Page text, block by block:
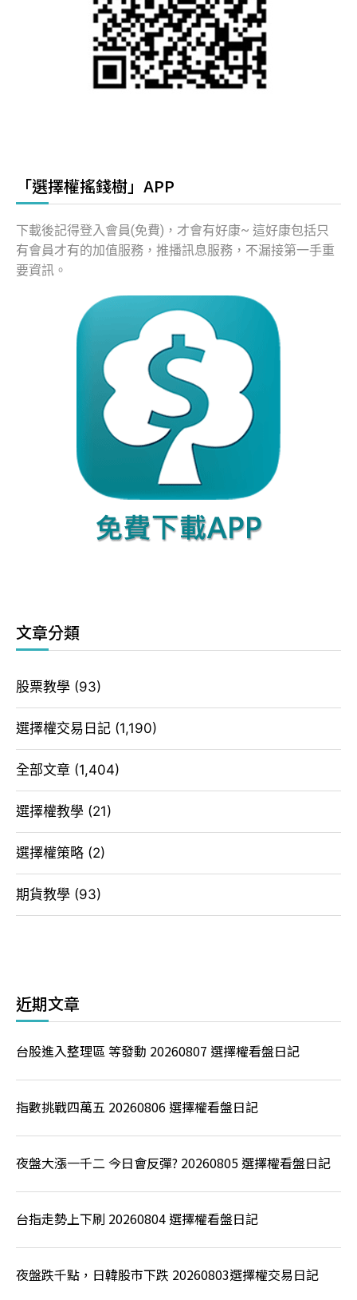
「選擇權搖錢樹」APP
下載後記得登入會員(免費)，才會有好康~ 這好康包括只
有會員才有的加值服務，推播訊息服務，不漏接第一手重
要資訊。
文章分類
股票教學 (93)
選擇權交易日記 (1,190)
全部文章 (1,404)
選擇權教學 (21)
選擇權策略 (2)
期貨教學 (93)
近期文章
台股進入整理區 等發動 20260807 選擇權看盤日記
指數挑戰四萬五 20260806 選擇權看盤日記
夜盤大漲一千二 今日會反彈? 20260805 選擇權看盤日記
台指走勢上下刷 20260804 選擇權看盤日記
夜盤跌千點，日韓股市下跌 20260803選擇權交易日記